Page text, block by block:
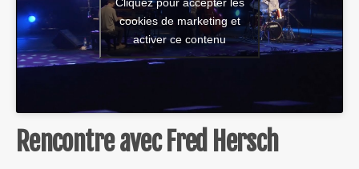
cookies de marketing et
activer ce contenu
Rencontre avec Fred Hersch